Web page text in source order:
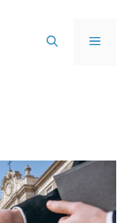
MENU